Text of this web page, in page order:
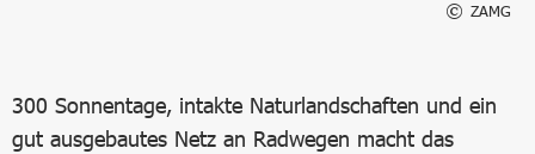
ZAMG
300 Sonnentage, intakte Naturlandschaften und ein
gut ausgebautes Netz an Radwegen macht das